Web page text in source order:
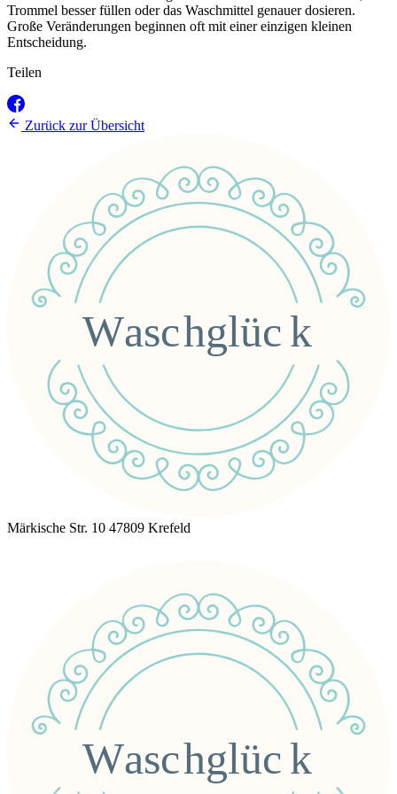
Trommel besser füllen oder das Waschmittel genauer dosieren.
Große Veränderungen beginnen oft mit einer einzigen kleinen
Entscheidung.
Teilen
Zurück zur Übersicht
Märkische Str. 10 47809 Krefeld